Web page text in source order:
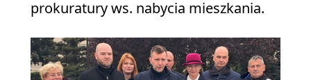
prokuratury ws. nabycia mieszkania.